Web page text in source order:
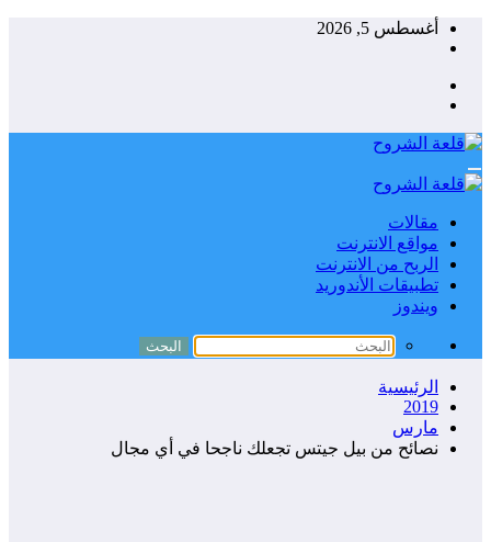
التجاوزأغسطس 5, 2026
مقالات
مواقع الانترنت
الربح من الانترنت
تطبيقات الأندوريد
ويندوز
الرئيسية
2019
مارس
نصائح من بيل جيتس تجعلك ناجحا في أي مجال